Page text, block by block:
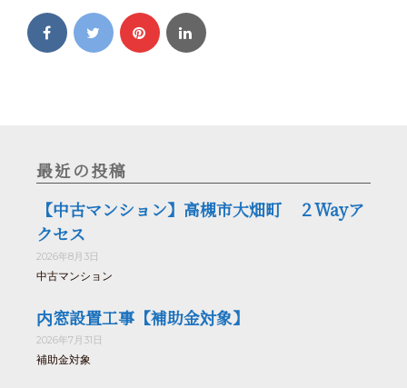
最近の投稿
【中古マンション】高槻市大畑町 ２Wayア
クセス
2026年8月3日
中古マンション
内窓設置工事【補助金対象】
2026年7月31日
補助金対象